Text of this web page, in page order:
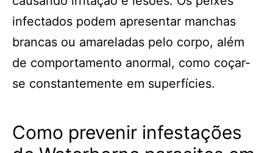
infectados podem apresentar manchas
brancas ou amareladas pelo corpo, além
de comportamento anormal, como coçar-
se constantemente em superfícies.
Como prevenir infestações